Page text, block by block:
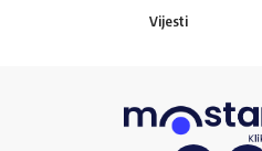
Vijesti